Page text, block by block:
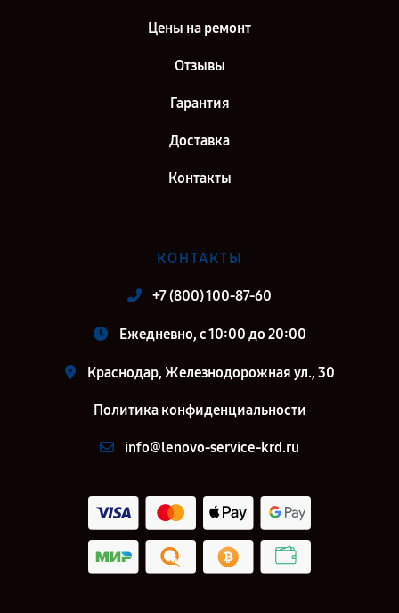
Цены на ремонт
Отзывы
Гарантия
Доставка
Контакты
КОНТАКТЫ
+7 (800) 100-87-60
Ежедневно, с 10:00 до 20:00
Краснодар, Железнодорожная ул., 30
Политика конфиденциальности
info@lenovo-service-krd.ru